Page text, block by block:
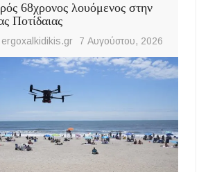
68χρονος λουόμενος στην
Ποτίδαιας
ergoxalkidikis.gr 7 Αυγούστου, 2026